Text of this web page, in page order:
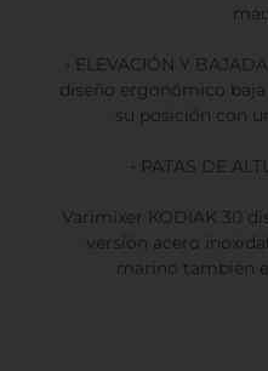
• ELEVACIÓN Y
diseño ergonómico
su posición con
• PATAS DE
Varimixer KODIAK 30
versión acero
marino también